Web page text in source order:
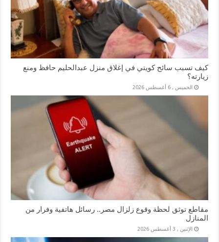
كيف تسبب سائح كويتي في إغلاق منزل عبدالحليم حافظ ومنع
زيارته؟
الخميس , 6 أغسطس 2026
مقاطع توثق لحظة وقوع زلزال مصر.. رسائل هاتفية وفرار من
المنازل
الإثنين , 3 أغسطس 2026